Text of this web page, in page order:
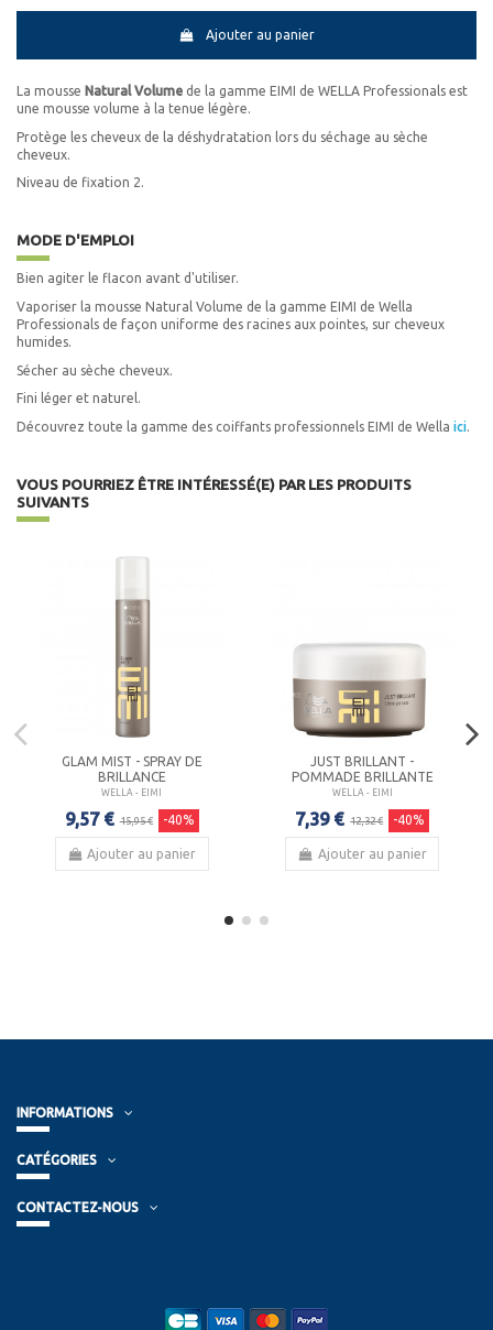
Ajouter au panier
La mousse Natural Volume de la gamme EIMI de WELLA Professionals est
une mousse volume à la tenue légère.
Protège les cheveux de la déshydratation lors du séchage au sèche
cheveux.
Niveau de fixation 2.
MODE D'EMPLOI
Bien agiter le flacon avant d'utiliser.
Vaporiser la mousse Natural Volume de la gamme EIMI de Wella
Professionals de façon uniforme des racines aux pointes, sur cheveux
humides.
Sécher au sèche cheveux.
Fini léger et naturel.
Découvrez toute la gamme des coiffants professionnels EIMI de Wella ici.
VOUS POURRIEZ ÊTRE INTÉRESSÉ(E) PAR LES PRODUITS
SUIVANTS
GLAM MIST - SPRAY DE
BRILLANCE
WELLA - EIMI
9,57 € 15,95 € -40%
Ajouter au panier
JUST BRILLANT -
POMMADE BRILLANTE
WELLA - EIMI
7,39 € 12,32 € -40%
Ajouter au panier
INFORMATIONS
CATÉGORIES
CONTACTEZ-NOUS